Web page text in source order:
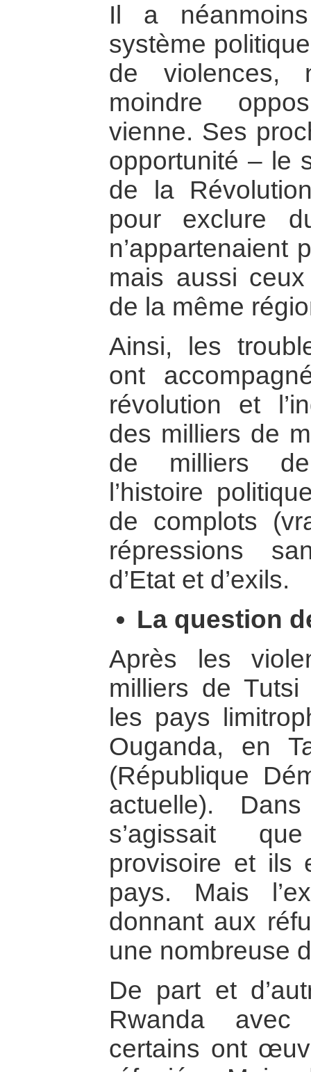
Il a
système
de violences,
moindre
vienne. Ses
opportunité – le
de la
pour exclure
n’appartenaient
mais aussi
de la même
Ainsi, les
ont
révolution et
des milliers de
de milliers
l’histoire
de complots
répressions
d’Etat et d’exils.
La question
Après les
milliers de Tutsi
les pays
Ouganda, en
(République
actuelle).
s’agissait
provisoire et ils
pays. Mais
donnant aux
une nombreuse
De part et
Rwanda
certains ont